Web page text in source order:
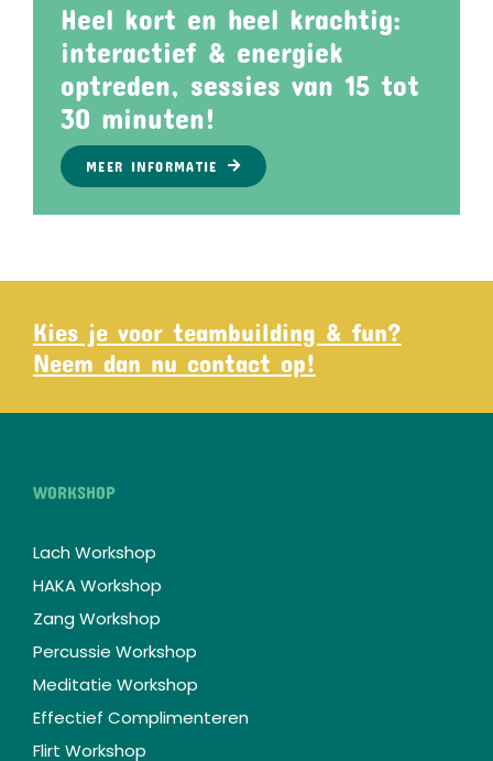
Heel kort en heel krachtig:
interactief & energiek
optreden, sessies van 15 tot
30 minuten!
MEER INFORMATIE
Kies je voor teambuilding & fun?
Neem dan nu contact op!
WORKSHOP
Lach Workshop
HAKA Workshop
Zang Workshop
Percussie Workshop
Meditatie Workshop
Effectief Complimenteren
Flirt Workshop